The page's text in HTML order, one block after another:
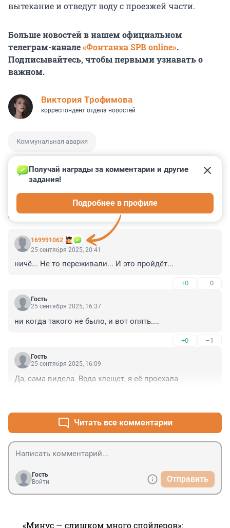
вытекание и отведут воду с проезжей части.
Больше новостей в нашем официальном
телеграм-канале«Фонтанка SPB online».
Подписывайтесь, чтобы первыми узнавать о
важном.
Виктория Трофимова
корреспондент отдела новостей
Коммунальная авария
КОММЕНТАРИИ 49
169991062
Получай награды за комментарии и другие
задания!
Подробнее в профиле
25 сентября 2025, 20:41
ничё... Не то переживали... И это пройдёт...
+0 –0
Гость
25 сентября 2025, 16:37
ни когда такого не было, и вот опять....
+0 –1
Гость
25 сентября 2025, 16:09
Да, сама видела. Вода хлещет, я её проехала
Читать все комментарии
Гость
Войти
Отправить
«Минус — слишком много спойлеров»: